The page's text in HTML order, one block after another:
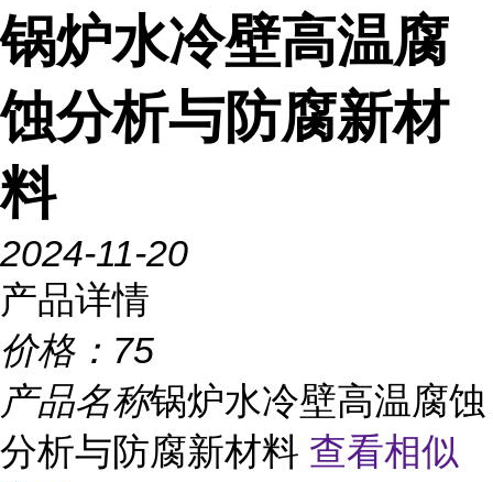
锅炉水冷壁高温腐
蚀分析与防腐新材
料
2024-11-20
产品详情
价格： 75
产品名称锅炉水冷壁高温腐蚀
分析与防腐新材料 查看相似